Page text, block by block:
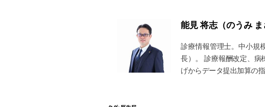
能見 将志（のうみ ま
診療情報管理士。中小規
長）。 診療報酬改定、病
げからデータ提出加算の指